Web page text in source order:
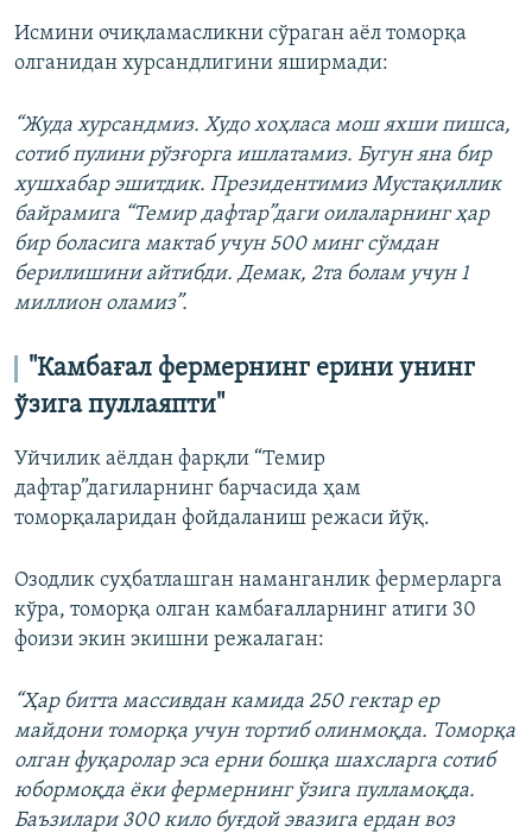
Исмини очиқламасликни сўраган аёл томорқа
олганидан хурсандлигини яширмади:
“Жуда хурсандмиз. Худо хоҳласа мош яхши пишса,
сотиб пулини рўзғорга ишлатамиз. Бугун яна бир
хушхабар эшитдик. Президентимиз Мустақиллик
байрамига “Темир дафтар”даги оилаларнинг ҳар
бир боласига мактаб учун 500 минг сўмдан
берилишини айтибди. Демак, 2та болам учун 1
миллион оламиз”.
"Камбағал фермернинг ерини унинг
ўзига пуллаяпти"
Уйчилик аёлдан фарқли “Темир
дафтар”дагиларнинг барчасида ҳам
томорқаларидан фойдаланиш режаси йўқ.
Озодлик суҳбатлашган наманганлик фермерларга
кўра, томорқа олган камбағалларнинг атиги 30
фоизи экин экишни режалаган:
“Ҳар битта массивдан камида 250 гектар ер
майдони томорқа учун тортиб олинмоқда. Томорқа
олган фуқаролар эса ерни бошқа шахсларга сотиб
юбормоқда ёки фермернинг ўзига пулламоқда.
Баъзилари 300 кило буғдой эвазига ердан воз